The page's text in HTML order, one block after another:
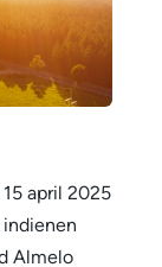
april 2025
Almelo